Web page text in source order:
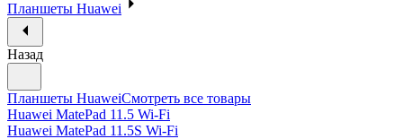
Планшеты Huawei
Назад
Планшеты HuaweiСмотреть все товары
Huawei MatePad 11.5 Wi-Fi
Huawei MatePad 11.5S Wi-Fi